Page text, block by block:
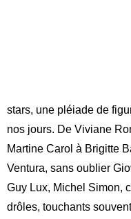
stars, une pléiade de
nos jours. De Viviane
Martine Carol à Brigitte
Ventura, sans oublier
Guy Lux, Michel Simon,
drôles, touchants